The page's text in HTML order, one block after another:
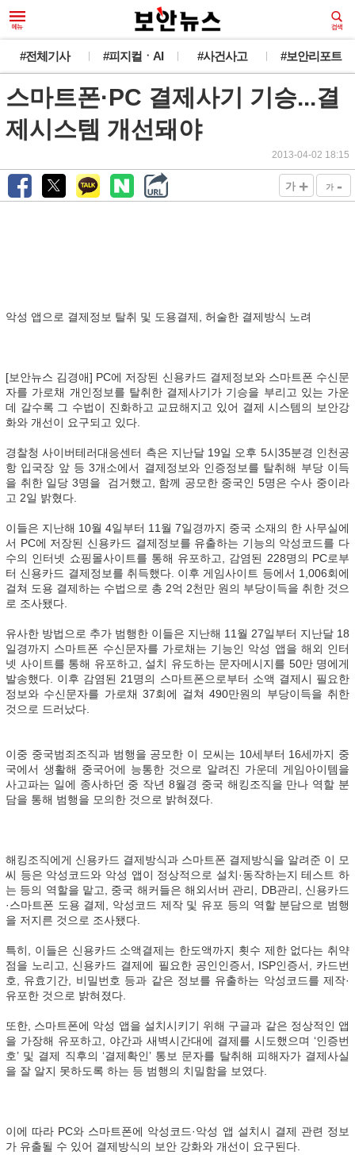
#전체기사 #피지컬ㆍAI #사건사고 #보안리포트
스마트폰·PC 결제사기 기승...결
제시스템 개선돼야
2013-04-02 18:15
가 + 가 -
악성 앱으로 결제정보 탈취 및 도용결제, 허술한 결제방식 노려
[보안뉴스 김경애] PC에 저장된 신용카드 결제정보와 스마트폰 수신문
자를 가로채 개인정보를 탈취한 결제사기가 기승을 부리고 있는 가운
데 갈수록 그 수법이 진화하고 교묘해지고 있어 결제 시스템의 보안강
화와 개선이 요구되고 있다.
경찰청 사이버테러대응센터 측은 지난달 19일 오후 5시35분경 인천공
항 입국장 앞 등 3개소에서 결제정보와 인증정보를 탈취해 부당 이득
을 취한 일당 3명을 검거했고, 함께 공모한 중국인 5명은 수사 중이라
고 2일 밝혔다.
이들은 지난해 10월 4일부터 11월 7일경까지 중국 소재의 한 사무실에
서 PC에 저장된 신용카드 결제정보를 유출하는 기능의 악성코드를 다
수의 인터넷 쇼핑몰사이트를 통해 유포하고, 감염된 228명의 PC로부
터 신용카드 결제정보를 취득했다. 이후 게임사이트 등에서 1,006회에
걸쳐 도용 결제하는 수법으로 총 2억 2천만 원의 부당이득을 취한 것으
로 조사됐다.
유사한 방법으로 추가 범행한 이들은 지난해 11월 27일부터 지난달 18
일경까지 스마트폰 수신문자를 가로채는 기능인 악성 앱을 해외 인터
넷 사이트를 통해 유포하고, 설치 유도하는 문자메시지를 50만 명에게
발송했다. 이후 감염된 21명의 스마트폰으로부터 소액 결제시 필요한
정보와 수신문자를 가로채 37회에 걸쳐 490만원의 부당이득을 취한
것으로 드러났다.
이중 중국범죄조직과 범행을 공모한 이 모씨는 10세부터 16세까지 중
국에서 생활해 중국어에 능통한 것으로 알려진 가운데 게임아이템을
사고파는 일에 종사하던 중 작년 8월경 중국 해킹조직을 만나 역할 분
담을 통해 범행을 모의한 것으로 밝혀졌다.
해킹조직에게 신용카드 결제방식과 스마트폰 결제방식을 알려준 이 모
씨 등은 악성코드와 악성 앱이 정상적으로 설치·동작하는지 테스트 하
는 등의 역할을 맡고, 중국 해커들은 해외서버 관리, DB관리, 신용카드
·스마트폰 도용 결제, 악성코드 제작 및 유포 등의 역할 분담으로 범행
을 저지른 것으로 조사됐다.
특히, 이들은 신용카드 소액결제는 한도액까지 횟수 제한 없다는 취약
점을 노리고, 신용카드 결제에 필요한 공인인증서, ISP인증서, 카드번
호, 유효기간, 비밀번호 등과 같은 정보를 유출하는 악성코드를 제작·
유포한 것으로 밝혀졌다.
또한, 스마트폰에 악성 앱을 설치시키기 위해 구글과 같은 정상적인 앱
을 가장해 유포하고, 야간과 새벽시간대에 결제를 시도했으며 ‘인증번
호’ 및 결제 직후의 ‘결제확인’ 통보 문자를 탈취해 피해자가 결제사실
을 잘 알지 못하도록 하는 등 범행의 치밀함을 보였다.
이에 따라 PC와 스마트폰에 악성코드·악성 앱 설치시 결제 관련 정보
가 유출될 수 있어 결제방식의 보안 강화와 개선이 요구된다.